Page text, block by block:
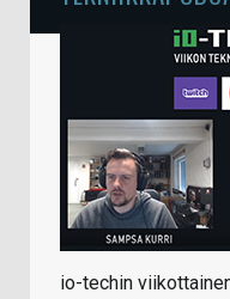
io-techin